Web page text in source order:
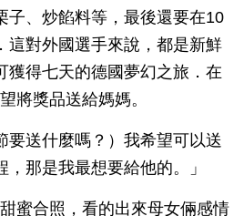
子、炒餡料等，最後還要在10
這對外國選手來說，都是新鮮
獲得七天的德國夢幻之旅．在
將獎品送給媽媽。
要送什麼嗎？）我希望可以送
那是我最想要給他的。」
蜜合照，看的出來母女倆感情